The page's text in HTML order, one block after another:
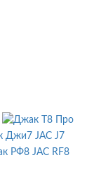
JAC J7
JAC RF8